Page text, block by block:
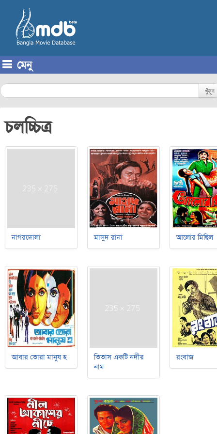
মেনু
খুঁজুন
চলচ্চিত্র
নাগরদোলা মাসুদ রানা আলোর মিছিল
আবার তোরা মানুষ হ
তিতাস একটি নদীর
নাম
রংবাজ